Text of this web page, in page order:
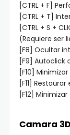
[CTRL + F]
[CTRL + T]
[CTRL + S +
(Requiere ser
[F8] Ocultar
[F9] Autoclick
[F10]
[F11]
[F12]
Camara 3D